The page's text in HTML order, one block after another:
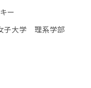
ー
子大学 理系学部